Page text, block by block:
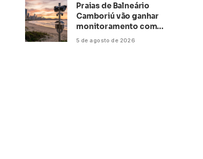
Praias de Balneário
Camboriú vão ganhar
monitoramento com
inteligência artificial
5 de agosto de 2026